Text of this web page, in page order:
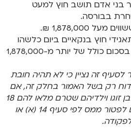
בני אדם תושב חוץ למעט
בבורסה.
1,878,000 ₪.
חוץ בנקאיים ביום כלשהו
בשנת המס בסכום כולל של יותר מ-1,878,000
זה נציין כי לא תהיה חובת
רק בשל האמור בחלק זה, אם
היחיד, בן זוגו וילדיהם שטרם מלאו להם 18
, זכאים לפטור ממס לפי סעיף 14 (א) או